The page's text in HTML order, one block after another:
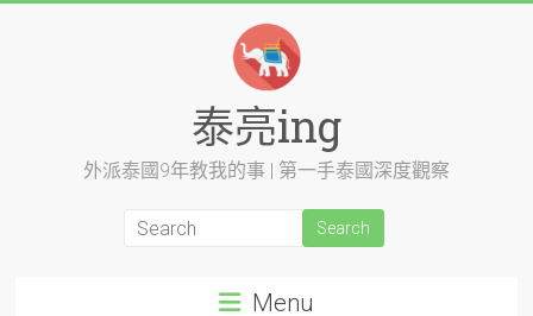
泰亮ing
外派泰國9年教我的事 | 第一手泰國深度觀察
Menu